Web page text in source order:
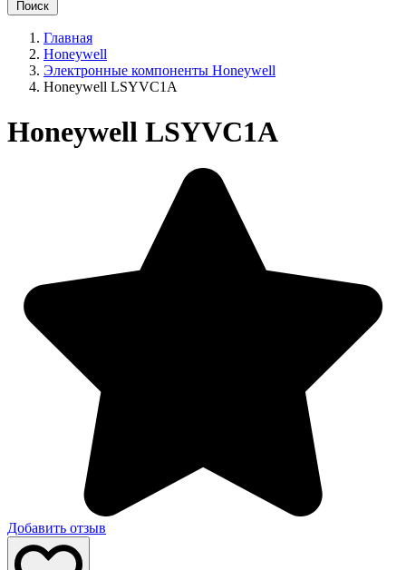
Поиск
Главная
Honeywell
Электронные компоненты Honeywell
Honeywell LSYVC1A
Honeywell LSYVC1A
Добавить отзыв